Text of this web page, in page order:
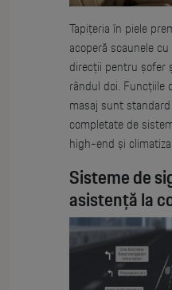
Tapițeria în piele
acoperă scaunele
direcții pentru
rândul doi. Funcțiile
masaj sunt
completate de
high-end și
Sisteme de
asistență la